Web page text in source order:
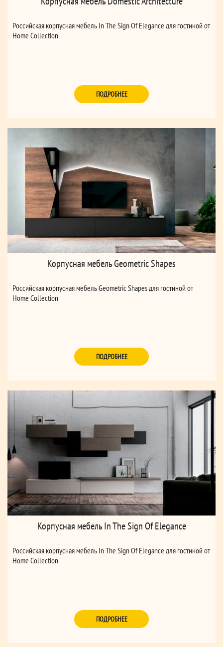
Российская корпусная мебель In The Sign Of Elegance для гостиной от
Home Collection
ПОДРОБНЕЕ
Корпусная мебель Geometric Shapes
Российская корпусная мебель Geometric Shapes для гостиной от
Home Collection
ПОДРОБНЕЕ
Корпусная мебель In The Sign Of Elegance
Российская корпусная мебель In The Sign Of Elegance для гостиной от
Home Collection
ПОДРОБНЕЕ